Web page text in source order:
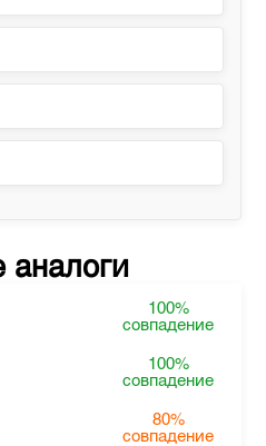
аналоги
100%
совпадение
100%
совпадение
80%
совпадение